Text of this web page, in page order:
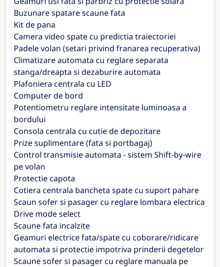
Buzunare spatare scaune fata
Kit de pana
Camera video spate cu predictia traiectoriei
Padele volan (setari privind franarea recuperativa)
Climatizare automata cu reglare separata
stanga/dreapta si dezaburire automata
Plafoniera centrala cu LED
Computer de bord
Potentiometru reglare intensitate luminoasa a
bordului
Consola centrala cu cutie de depozitare
Prize suplimentare (fata si portbagaj)
Control transmisie automata - sistem Shift-by-wire
pe volan
Protectie capota
Cotiera centrala bancheta spate cu suport pahare
Scaun sofer si pasager cu reglare lombara electrica
Drive mode select
Scaune fata incalzite
Geamuri electrice fata/spate cu coborare/ridicare
automata si protectie impotriva prinderii degetelor
Scaune sofer si pasager cu reglare manuala pe